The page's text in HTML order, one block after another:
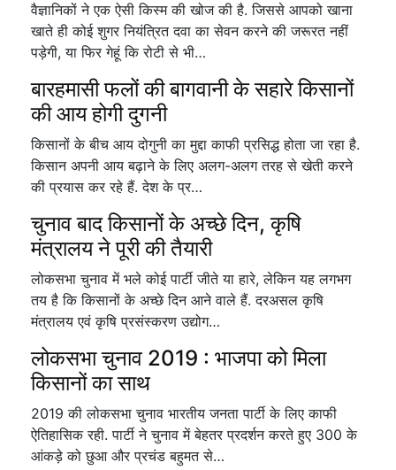
वैज्ञानिकों ने एक ऐसी किस्म की खोज की है. जिससे आपको खाना
खाते ही कोई शुगर नियंत्रित दवा का सेवन करने की जरूरत नहीं
पड़ेगी, या फिर गेहूं कि रोटी से भी…
बारहमासी फलों की बागवानी के सहारे किसानों
की आय होगी दुगनी
किसानों के बीच आय दोगुनी का मुद्दा काफी प्रसिद्ध होता जा रहा है.
किसान अपनी आय बढ़ाने के लिए अलग-अलग तरह से खेती करने
की प्रयास कर रहे हैं. देश के प्र…
चुनाव बाद किसानों के अच्छे दिन, कृषि
मंत्रालय ने पूरी की तैयारी
लोकसभा चुनाव में भले कोई पार्टी जीते या हारे, लेकिन यह लगभग
तय है कि किसानों के अच्छे दिन आने वाले हैं. दरअसल कृषि
मंत्रालय एवं कृषि प्रसंस्करण उद्योग…
लोकसभा चुनाव 2019 : भाजपा को मिला
किसानों का साथ
2019 की लोकसभा चुनाव भारतीय जनता पार्टी के लिए काफी
ऐतिहासिक रही. पार्टी ने चुनाव में बेहतर प्रदर्शन करते हुए 300 के
आंकड़े को छुआ और प्रचंड बहुमत से…